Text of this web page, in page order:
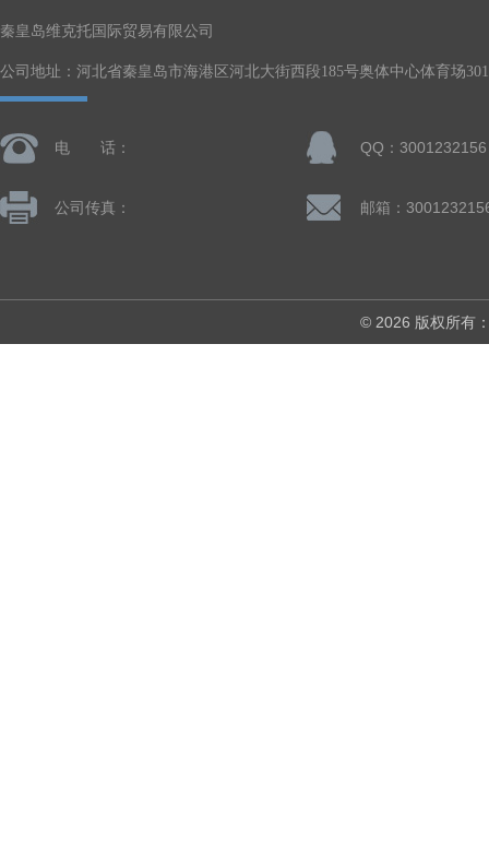
秦皇岛维克托国际贸易有限公司
公司地址：河北省秦皇岛市海港区河北大街西段185号奥体中心体育场
电 话： QQ：3001232156
公司传真： 邮箱：
© 2026 版权所有